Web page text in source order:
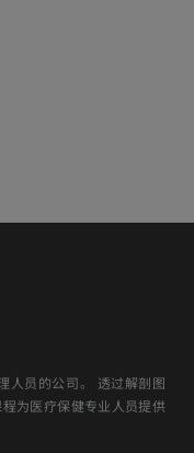
人员的公司。 透过解剖图
为医疗保健专业人员提供